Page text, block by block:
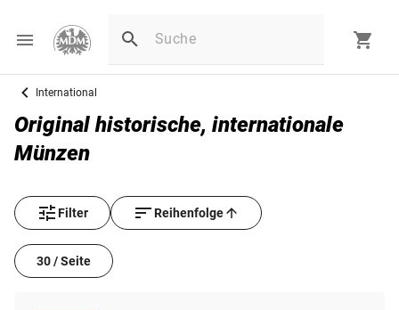
International
Original historische, internationale
Münzen
Filter Reihenfolge
30 / Seite